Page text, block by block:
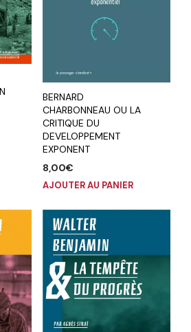
BERNARD
CHARBONNEAU OU LA
CRITIQUE DU
DEVELOPPEMENT
EXPONENT
8,00€
AJOUTER AU PANIER